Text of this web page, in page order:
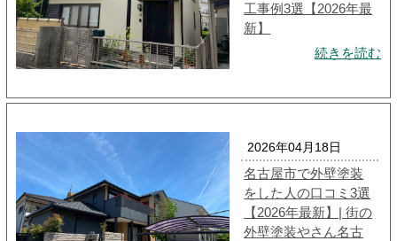
工事例3選【2026年最
新】
続きを読む
2026年04月18日
名古屋市で外壁塗装
をした人の口コミ3選
【2026年最新】| 街の
外壁塗装やさん名古